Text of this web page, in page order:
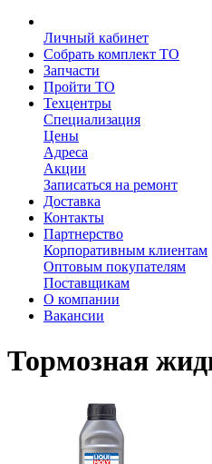
Личный кабинет
Собрать комплект ТО
Запчасти
Пройти ТО
Техцентры
Специализация
Цены
Адреса
Акции
Записаться на ремонт
Доставка
Контакты
Партнерство
Корпоративным клиентам
Оптовым покупателям
Поставщикам
О компании
Вакансии
Тормозная